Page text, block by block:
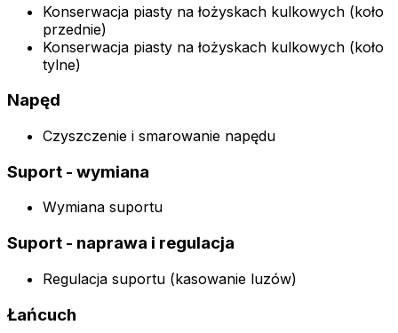
Konserwacja piasty na łożyskach kulkowych (koło
przednie)
Konserwacja piasty na łożyskach kulkowych (koło
tylne)
Napęd
Czyszczenie i smarowanie napędu
Suport - wymiana
Wymiana suportu
Suport - naprawa i regulacja
Regulacja suportu (kasowanie luzów)
Łańcuch